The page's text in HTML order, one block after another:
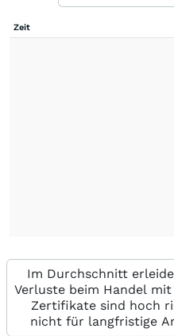
Zeit
Im Durchschnitt
Verluste beim Handel
Zertifikate sind hoch
nicht für langfristige